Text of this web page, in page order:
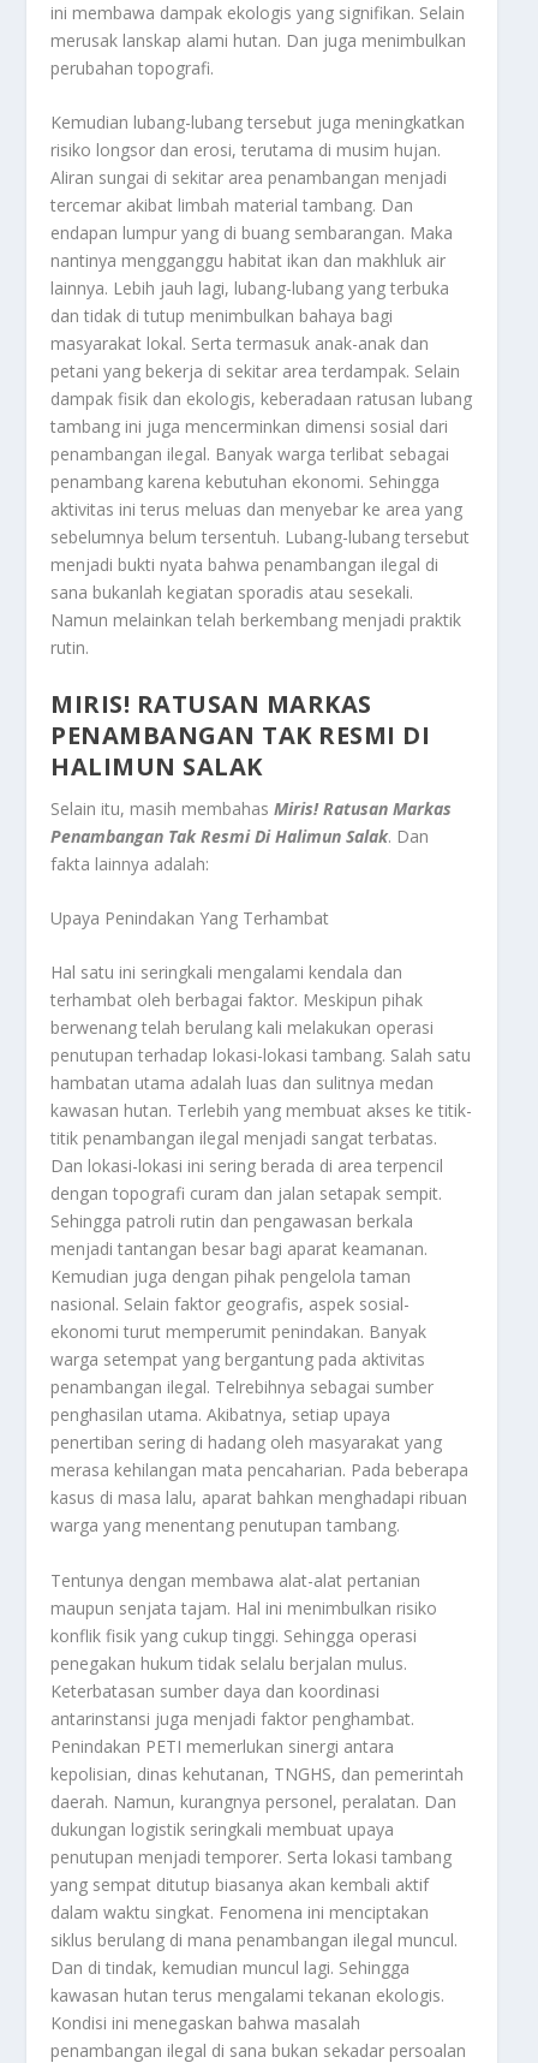
ini membawa dampak ekologis yang signifikan. Selain
merusak lanskap alami hutan. Dan juga menimbulkan
perubahan topografi.
Kemudian lubang-lubang tersebut juga meningkatkan
risiko longsor dan erosi, terutama di musim hujan.
Aliran sungai di sekitar area penambangan menjadi
tercemar akibat limbah material tambang. Dan
endapan lumpur yang di buang sembarangan. Maka
nantinya mengganggu habitat ikan dan makhluk air
lainnya. Lebih jauh lagi, lubang-lubang yang terbuka
dan tidak di tutup menimbulkan bahaya bagi
masyarakat lokal. Serta termasuk anak-anak dan
petani yang bekerja di sekitar area terdampak. Selain
dampak fisik dan ekologis, keberadaan ratusan lubang
tambang ini juga mencerminkan dimensi sosial dari
penambangan ilegal. Banyak warga terlibat sebagai
penambang karena kebutuhan ekonomi. Sehingga
aktivitas ini terus meluas dan menyebar ke area yang
sebelumnya belum tersentuh. Lubang-lubang tersebut
menjadi bukti nyata bahwa penambangan ilegal di
sana bukanlah kegiatan sporadis atau sesekali.
Namun melainkan telah berkembang menjadi praktik
rutin.
MIRIS! RATUSAN MARKAS
PENAMBANGAN TAK RESMI DI
HALIMUN SALAK
Selain itu, masih membahasMiris! Ratusan Markas
Penambangan Tak Resmi Di Halimun Salak. Dan
fakta lainnya adalah:
Upaya Penindakan Yang Terhambat
Hal satu ini seringkali mengalami kendala dan
terhambat oleh berbagai faktor. Meskipun pihak
berwenang telah berulang kali melakukan operasi
penutupan terhadap lokasi-lokasi tambang. Salah satu
hambatan utama adalah luas dan sulitnya medan
kawasan hutan. Terlebih yang membuat akses ke titik-
titik penambangan ilegal menjadi sangat terbatas.
Dan lokasi-lokasi ini sering berada di area terpencil
dengan topografi curam dan jalan setapak sempit.
Sehingga patroli rutin dan pengawasan berkala
menjadi tantangan besar bagi aparat keamanan.
Kemudian juga dengan pihak pengelola taman
nasional. Selain faktor geografis, aspek sosial-
ekonomi turut memperumit penindakan. Banyak
warga setempat yang bergantung pada aktivitas
penambangan ilegal. Telrebihnya sebagai sumber
penghasilan utama. Akibatnya, setiap upaya
penertiban sering di hadang oleh masyarakat yang
merasa kehilangan mata pencaharian. Pada beberapa
kasus di masa lalu, aparat bahkan menghadapi ribuan
warga yang menentang penutupan tambang.
Tentunya dengan membawa alat-alat pertanian
maupun senjata tajam. Hal ini menimbulkan risiko
konflik fisik yang cukup tinggi. Sehingga operasi
penegakan hukum tidak selalu berjalan mulus.
Keterbatasan sumber daya dan koordinasi
antarinstansi juga menjadi faktor penghambat.
Penindakan PETI memerlukan sinergi antara
kepolisian, dinas kehutanan, TNGHS, dan pemerintah
daerah. Namun, kurangnya personel, peralatan. Dan
dukungan logistik seringkali membuat upaya
penutupan menjadi temporer. Serta lokasi tambang
yang sempat ditutup biasanya akan kembali aktif
dalam waktu singkat. Fenomena ini menciptakan
siklus berulang di mana penambangan ilegal muncul.
Dan di tindak, kemudian muncul lagi. Sehingga
kawasan hutan terus mengalami tekanan ekologis.
Kondisi ini menegaskan bahwa masalah
penambangan ilegal di sana bukan sekadar persoalan